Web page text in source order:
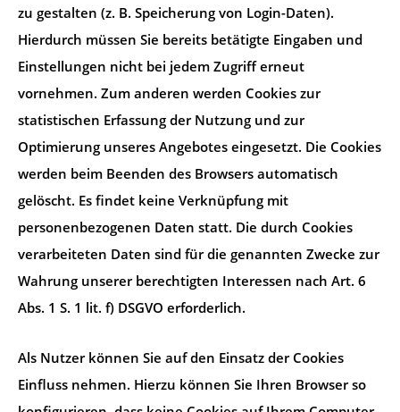
zu gestalten (z. B. Speicherung von Login-Daten).
Hierdurch müssen Sie bereits betätigte Eingaben und
Einstellungen nicht bei jedem Zugriff erneut
vornehmen. Zum anderen werden Cookies zur
statistischen Erfassung der Nutzung und zur
Optimierung unseres Angebotes eingesetzt. Die Cookies
werden beim Beenden des Browsers automatisch
gelöscht. Es findet keine Verknüpfung mit
personenbezogenen Daten statt. Die durch Cookies
verarbeiteten Daten sind für die genannten Zwecke zur
Wahrung unserer berechtigten Interessen nach Art. 6
Abs. 1 S. 1 lit. f) DSGVO erforderlich.
Als Nutzer können Sie auf den Einsatz der Cookies
Einfluss nehmen. Hierzu können Sie Ihren Browser so